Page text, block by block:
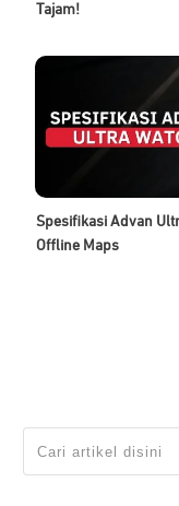
Tajam!
Spesifikasi Advan
Offline Maps